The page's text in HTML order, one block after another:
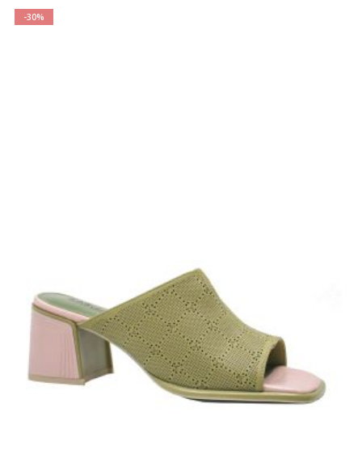
-30%